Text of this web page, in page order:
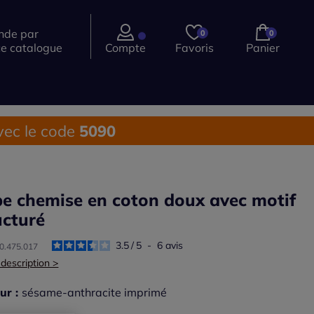
par
catalogue
Compte
0
Favoris
0
Panier
le code 5090
chemise en coton doux avec motif
3.5/ 5 - 6avis
>
: sésame-anthracite imprimé